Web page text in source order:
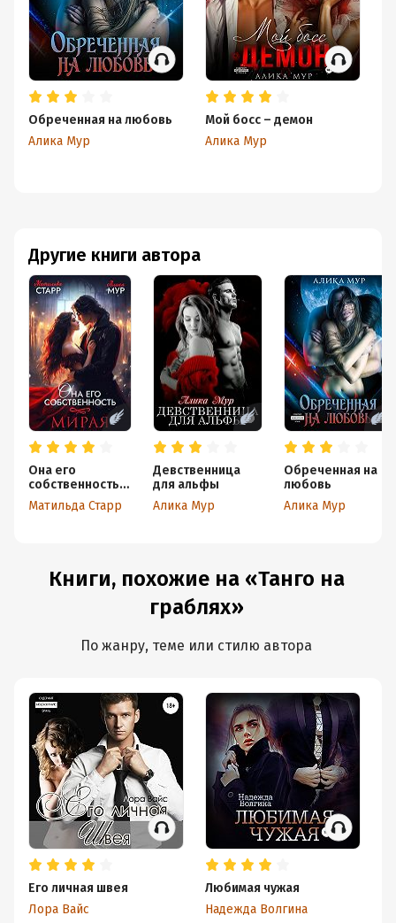
Другие книги автора
Она его
собственность.
Мирая
Матильда Старр
Девственница
для альфы
Алика Мур
Обреченная на
любовь
Алика Мур
Обреченная на любовь
Алика Мур
Мой босс – демон
Алика Мур
Книги, похожие на «Танго на
граблях»
По жанру, теме или стилю автора
Его личная швея
Лора Вайс
Любимая чужая
Надежда Волгина